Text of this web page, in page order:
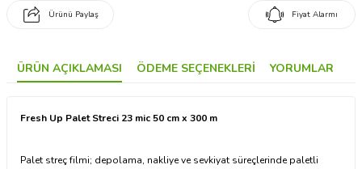
Ürünü Paylaş Fiyat Alarmı
ÜRÜN AÇIKLAMASI ÖDEME SEÇENEKLERI YORUMLAR
Fresh Up Palet Streci 23 mic 50 cm x 300 m
Palet streç filmi; depolama, nakliye ve sevkiyat süreçlerinde paletli